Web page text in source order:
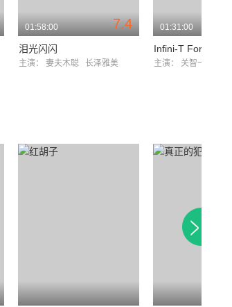
7.4
01:58:00
泪光闪闪
主演： 妻夫木聪 长泽雅美
01:31:00
Infini-T Force剧
主演： 关智一